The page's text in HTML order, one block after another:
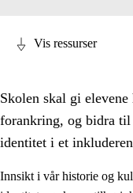
Vis ressurser
Skolen skal gi
forankring, og bidra
identitet i et
Innsikt i vår historie og